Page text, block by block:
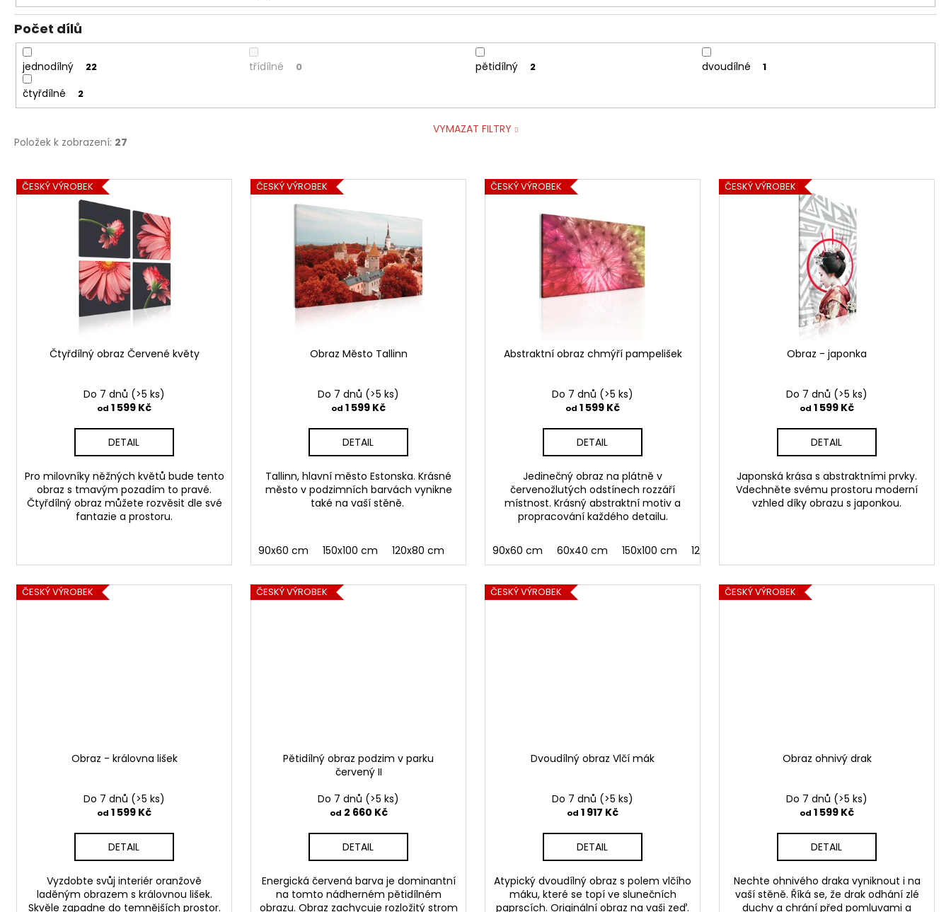
Počet dílů
jednodílný 22 třídílné 0 pětidílný 2 dvoudílné 1
čtyřdílné 2
VYMAZAT FILTRY
Položek k zobrazení: 27
V
ýČESKÝ VÝROBEK
Čtyřdílný obraz Červené květy
Do 7 dnů (>5 ks)
od 1 599 Kč
DETAIL
Pro milovníky něžných květů bude tento
obraz s tmavým pozadím to pravé.
Čtyřdílný obraz můžete rozvěsit dle své
fantazie a prostoru.
ČESKÝ VÝROBEK
Obraz Město Tallinn
Do 7 dnů (>5 ks)
od 1 599 Kč
DETAIL
Tallinn, hlavní město Estonska. Krásné
město v podzimních barvách vynikne
také na vaší stěně.
90x60 cm 150x100 cm 120x80 cm
ČESKÝ VÝROBEK
Abstraktní obraz chmýří pampelišek
Do 7 dnů (>5 ks)
od 1 599 Kč
DETAIL
Jedinečný obraz na plátně v
červenožlutých odstínech rozzáří
místnost. Krásný abstraktní motiv a
propracování každého detailu.
90x60 cm 60x40 cm 150x100 cm 120x80 cm
ČESKÝ VÝROBEK
Obraz - japonka
Do 7 dnů (>5 ks)
od 1 599 Kč
DETAIL
Japonská krása s abstraktními prvky.
Vdechněte svému prostoru moderní
vzhled díky obrazu s japonkou.
ČESKÝ VÝROBEK
Obraz - královna lišek
Do 7 dnů (>5 ks)
od 1 599 Kč
DETAIL
Vyzdobte svůj interiér oranžově
laděným obrazem s královnou lišek.
Skvěle zapadne do temnějších prostor.
ČESKÝ VÝROBEK
Pětidílný obraz podzim v parku
červený II
Do 7 dnů (>5 ks)
od 2 660 Kč
DETAIL
Energická červená barva je dominantní
na tomto nádherném pětidílném
obrazu. Obraz zachycuje rozložitý strom
ČESKÝ VÝROBEK
Dvoudílný obraz Vlčí mák
Do 7 dnů (>5 ks)
od 1 917 Kč
DETAIL
Atypický dvoudílný obraz s polem vlčího
máku, které se topí ve slunečních
paprscích. Originální obraz na vaši zeď.
ČESKÝ VÝROBEK
Obraz ohnivý drak
Do 7 dnů (>5 ks)
od 1 599 Kč
DETAIL
Nechte ohnivého draka vyniknout i na
vaší stěně. Říká se, že drak odhání zlé
duchy a chrání před pomluvami a